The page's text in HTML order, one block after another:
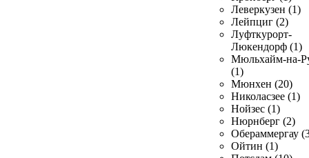
Леверкузен (1)
Лейпциг (2)
Луфткурорт-
Люкендорф (1)
Мюльхайм-на-
(1)
Мюнхен (20)
Николасзее (1)
Нойзес (1)
Нюрнберг (2)
Обераммергау
Ойтин (1)